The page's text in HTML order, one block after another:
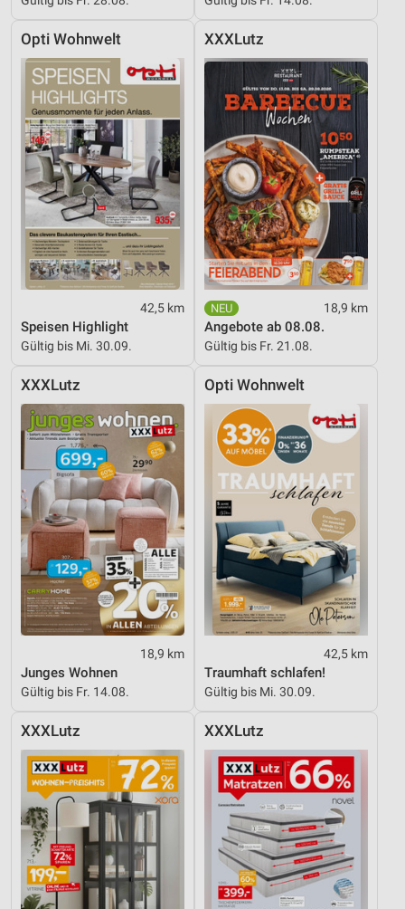
Opti Wohnwelt
42,5 km
Speisen Highlight
Gültig bis Mi. 30.09.
XXXLutz
18,9 km
Angebote ab 08.08.
Gültig bis Fr. 21.08.
XXXLutz
18,9 km
Junges Wohnen
Gültig bis Fr. 14.08.
Opti Wohnwelt
42,5 km
Traumhaft schlafen!
Gültig bis Mi. 30.09.
XXXLutz XXXLutz